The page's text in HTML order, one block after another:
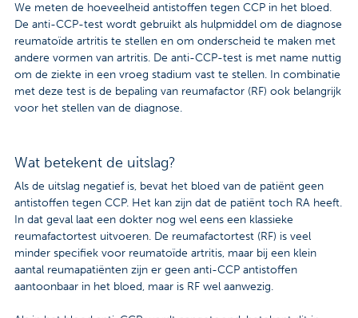
We meten de hoeveelheid antistoffen tegen CCP in het bloed.
De anti-CCP-test wordt gebruikt als hulpmiddel om de diagnose
reumatoïde artritis te stellen en om onderscheid te maken met
andere vormen van artritis. De anti-CCP-test is met name nuttig
om de ziekte in een vroeg stadium vast te stellen. In combinatie
met deze test is de bepaling van reumafactor (RF) ook belangrijk
voor het stellen van de diagnose.
Wat betekent de uitslag?
Als de uitslag negatief is, bevat het bloed van de patiënt geen
antistoffen tegen CCP. Het kan zijn dat de patiënt toch RA heeft.
In dat geval laat een dokter nog wel eens een klassieke
reumafactortest uitvoeren. De reumafactortest (RF) is veel
minder specifiek voor reumatoïde artritis, maar bij een klein
aantal reumapatiënten zijn er geen anti-CCP antistoffen
aantoonbaar in het bloed, maar is RF wel aanwezig.